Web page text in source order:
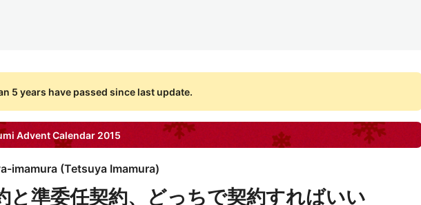
5 years have passed since last update.
Advent Calendar 2015
imamura (Tetsuya Imamura)
と準委任契約、どっちで契約すればいい